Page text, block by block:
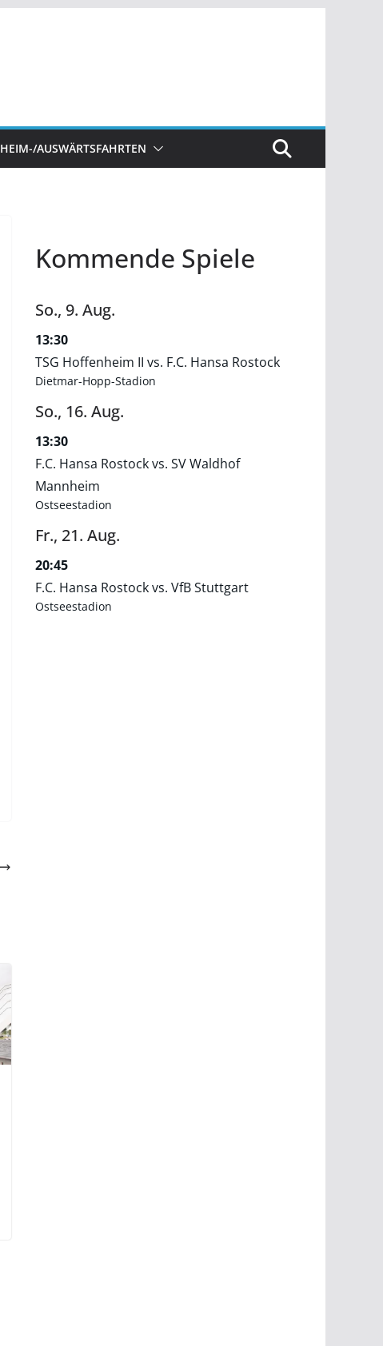
HEIM-/AUSWÄRTSFAHRTEN
Kommende Spiele
So., 9. Aug.
13:30
TSG Hoffenheim II vs. F.C. Hansa Rostock
Dietmar-Hopp-Stadion
So., 16. Aug.
13:30
F.C. Hansa Rostock vs. SV Waldhof
Mannheim
Ostseestadion
Fr., 21. Aug.
20:45
F.C. Hansa Rostock vs. VfB Stuttgart
Ostseestadion